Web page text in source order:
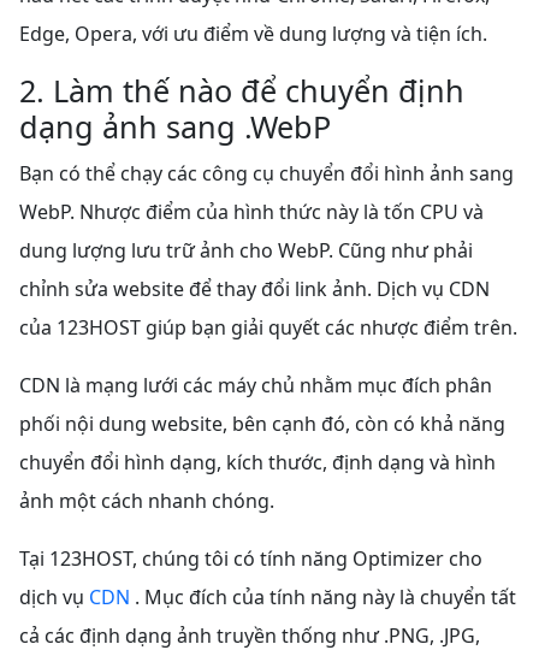
Edge, Opera, với ưu điểm về dung lượng và tiện ích.
2. Làm thế nào để chuyển định
dạng ảnh sang .WebP
Bạn có thể chạy các công cụ chuyển đổi hình ảnh sang
WebP. Nhược điểm của hình thức này là tốn CPU và
dung lượng lưu trữ ảnh cho WebP. Cũng như phải
chỉnh sửa website để thay đổi link ảnh. Dịch vụ CDN
của 123HOST giúp bạn giải quyết các nhược điểm trên.
CDN là mạng lưới các máy chủ nhằm mục đích phân
phối nội dung website, bên cạnh đó, còn có khả năng
chuyển đổi hình dạng, kích thước, định dạng và hình
ảnh một cách nhanh chóng.
Tại 123HOST, chúng tôi có tính năng Optimizer cho
dịch vụ CDN . Mục đích của tính năng này là chuyển tất
cả các định dạng ảnh truyền thống như .PNG, .JPG,